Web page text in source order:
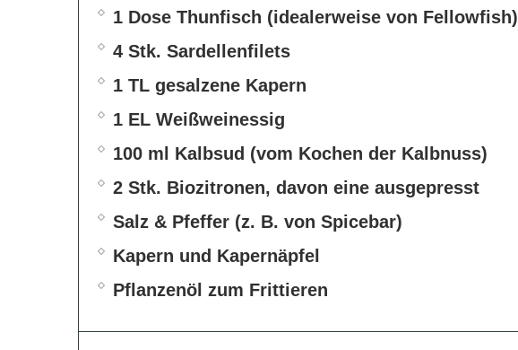
1 Dose Thunfisch (idealerweise von Fellowfish)
4 Stk. Sardellenfilets
1 TL gesalzene Kapern
1 EL Weißweinessig
100 ml Kalbsud (vom Kochen der Kalbnuss)
2 Stk. Biozitronen, davon eine ausgepresst
Salz & Pfeffer (z. B. von Spicebar)
Kapern und Kapernäpfel
Pflanzenöl zum Frittieren